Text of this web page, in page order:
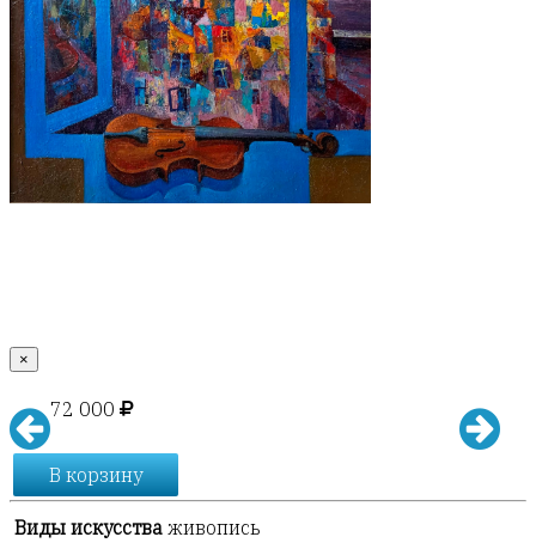
×
72 000
В корзину
Виды искусства живопись